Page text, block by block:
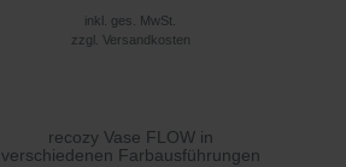
inkl. ges. MwSt.
zzgl. Versandkosten
recozy Vase FLOW in
verschiedenen Farbausführungen